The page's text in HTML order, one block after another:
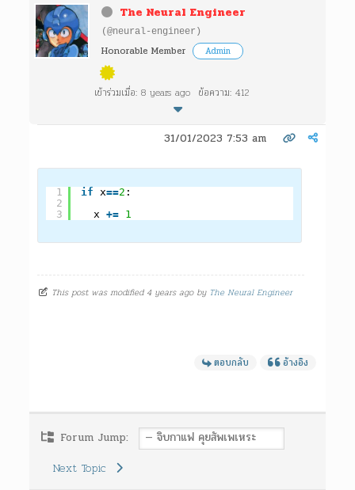
The Neural Engineer
(@neural-engineer)
Honorable Member Admin
เข้าร่วมเมื่อ: 8 years ago ข้อความ: 412
31/01/2023 7:53 am
1
2
3
if x==2 :
x += 1
This post was modified 4 years ago by The Neural Engineer
ตอบกลับ อ้างอิง
Forum Jump:
Next Topic